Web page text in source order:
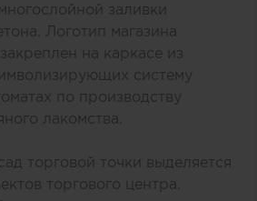
заливки
Логотип магазина
на каркасе из
систему
по производству
лакомства.
торговой точки выделяется
торгового центра.